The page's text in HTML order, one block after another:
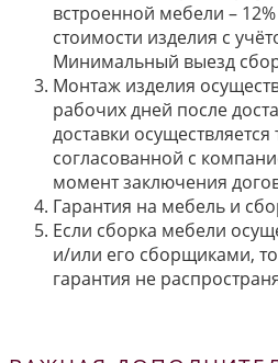
встроенной мебели –
стоимости изделия с
Минимальный выезд
Монтаж изделия
рабочих дней после
доставки
согласованной с
момент заключения
Гарантия на мебель и
Если сборка мебели
и/или его сборщиками,
гарантия не